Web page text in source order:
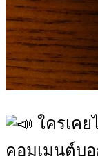
ใครเค
คอมเมนต์บ